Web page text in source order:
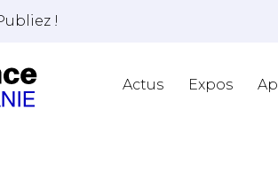
!
Actus Expos